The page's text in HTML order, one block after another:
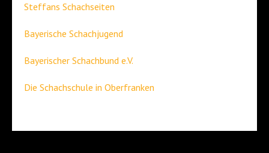
Steffans Schachseiten
Bayerische Schachjugend
Bayerischer Schachbund e.V.
Die Schachschule in Oberfranken